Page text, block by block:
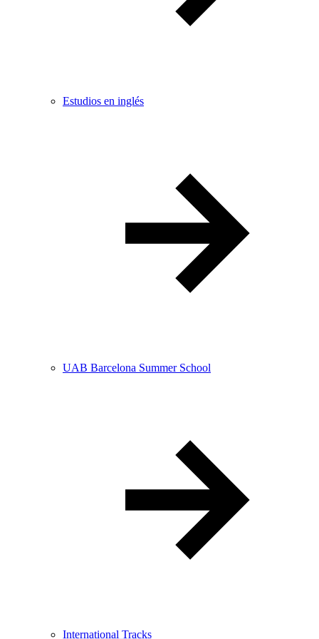
Estudios en inglés
UAB Barcelona Summer School
International Tracks